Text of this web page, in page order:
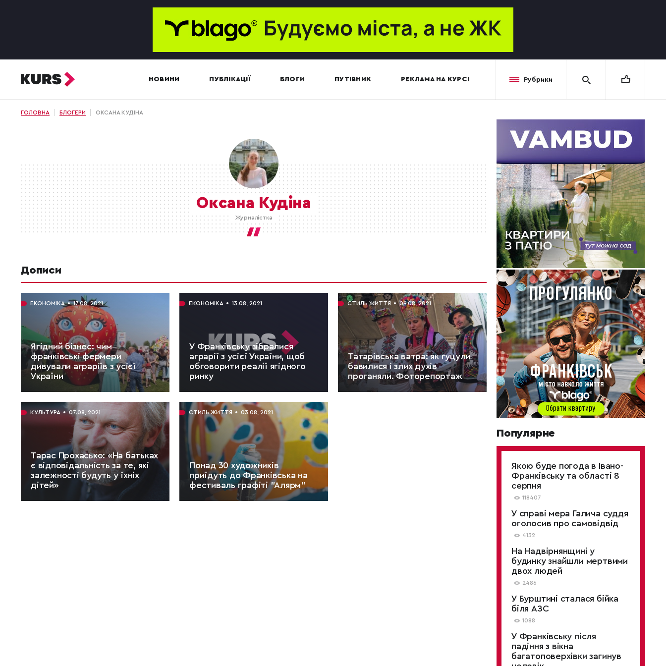
НОВИНИ ПУБЛІКАЦІЇ БЛОГИ ПУТІВНИК РЕКЛАМА НА КУРСІ Рубрики
ГОЛОВНА БЛОГЕРИ ОКСАНА КУДІНА
Оксана Кудіна
Журналістка
Дописи
ЕКОНОМІКА 17.08, 2021
Ягідний бізнес: чим
франківські фермери
дивували аграріїв з усієї
України
ЧИТАТИ: 5 хв.
ЕКОНОМІКА 13.08, 2021
У Франківську зібралися
аграрії з усієї України, щоб
обговорити реалії ягідного
ринку
ЧИТАТИ: 3 хв.
СТИЛЬ ЖИТТЯ 09.08, 2021
Татарівська ватра: як гуцули
бавилися і злих духів
проганяли. Фоторепортаж
КУЛЬТУРА
07.08, 2021
Тарас Прохасько: «На батьках
є відповідальність за те, які
залежності будуть у їхніх
дітей»
СТИЛЬ ЖИТТЯ 03.08, 2021
Понад 30 художників
приїдуть до Франківська на
фестиваль графіті "Алярм"
Популярне
Якою буде погода в Івано-
Франківську та області 8
серпня
118407
У справі мера Галича суддя
оголосив про самовідвід
4132
На Надвірнянщині у
будинку знайшли мертвими
двох людей
2486
У Бурштині сталася бійка
біля АЗС
1088
У Франківську після
падіння з вікна
багатоповерхівки загинув